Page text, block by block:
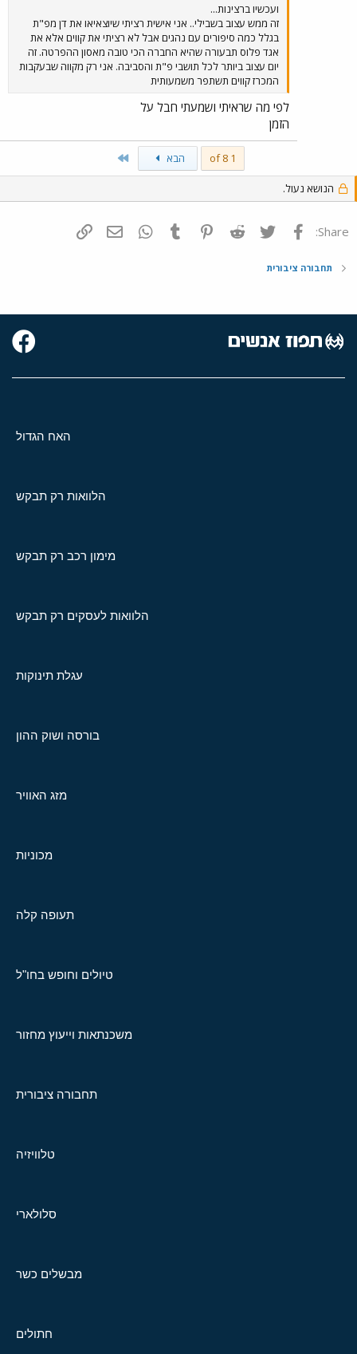
ועכשיו ברצינות...
זה ממש עצוב בשבילי.. אני אישית רציתי שיוצאיאו את דן מפ"ת
בגלל כמה סיפורים עם נהגים אבל לא רציתי את קווים אלא את
אגד פלוס תבעורה שהיא החברה הכי טובה מאסון ההפרטה. זה
יום עצוב ביותר לכל תושבי פ"ת והסביבה. אני רק מקווה שבעקבות
המכרז קווים תשתפר משמעותית
לפי מה שראיתי ושמעתי חבל על
הזמן
1 of 8 הבא
הנושא נעול.
Share: פייסבוק Twitter
Reddit
Pinterest
Tumblr
WhatsAppדואר אלקטרוני
תחבורה ציבורית
האח הגדול
הלוואות רק תבקש
מימון רכב רק תבקש
הלוואות לעסקים רק תבקש
עגלת תינוקות
בורסה ושוק ההון
מזג האוויר
מכוניות
תעופה קלה
טיולים וחופש בחו"ל
משכנתאות וייעוץ מחזור
תחבורה ציבורית
טלוויזיה
סלולארי
מבשלים כשר
חתולים